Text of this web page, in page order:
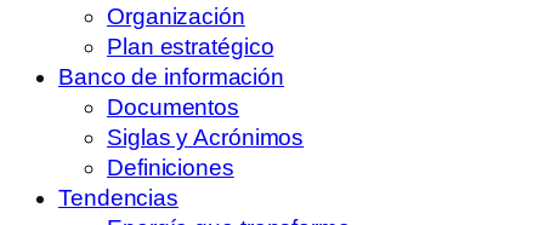
Organización
Plan estratégico
Banco de información
Documentos
Siglas y Acrónimos
Definiciones
Tendencias